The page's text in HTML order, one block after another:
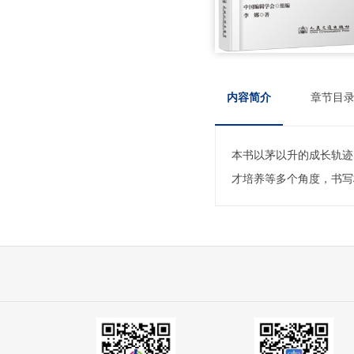
内容简介 章节目录
本书以茅以升的成长轨
才培养等多个角度，书